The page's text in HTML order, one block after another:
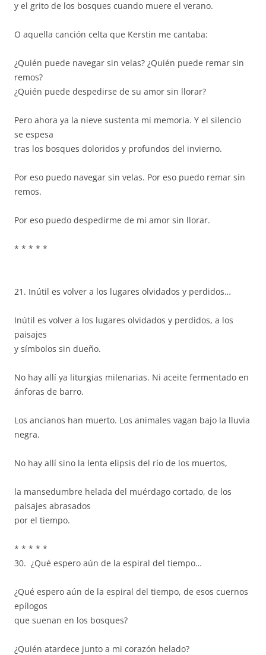
y el grito de los bosques cuando muere el verano.
O aquella canción celta que Kerstin me cantaba:
¿Quién puede navegar sin velas? ¿Quién puede remar sin
remos?
¿Quién puede despedirse de su amor sin llorar?
Pero ahora ya la nieve sustenta mi memoria. Y el silencio
se espesa
tras los bosques doloridos y profundos del invierno.
Por eso puedo navegar sin velas. Por eso puedo remar sin
remos.
Por eso puedo despedirme de mi amor sin llorar.
* * * * *
21. Inútil es volver a los lugares olvidados y perdidos…
Inútil es volver a los lugares olvidados y perdidos, a los
paisajes
y símbolos sin dueño.
No hay allí ya liturgias milenarias. Ni aceite fermentado en
ánforas de barro.
Los ancianos han muerto. Los animales vagan bajo la lluvia
negra.
No hay allí sino la lenta elipsis del río de los muertos,
la mansedumbre helada del muérdago cortado, de los
paisajes abrasados
por el tiempo.
* * * * *
30. ¿Qué espero aún de la espiral del tiempo…
¿Qué espero aún de la espiral del tiempo, de esos cuernos
epílogos
que suenan en los bosques?
¿Quién atardece junto a mi corazón helado?